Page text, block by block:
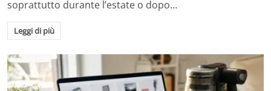
soprattutto durante l’estate o dopo…
Leggi di più